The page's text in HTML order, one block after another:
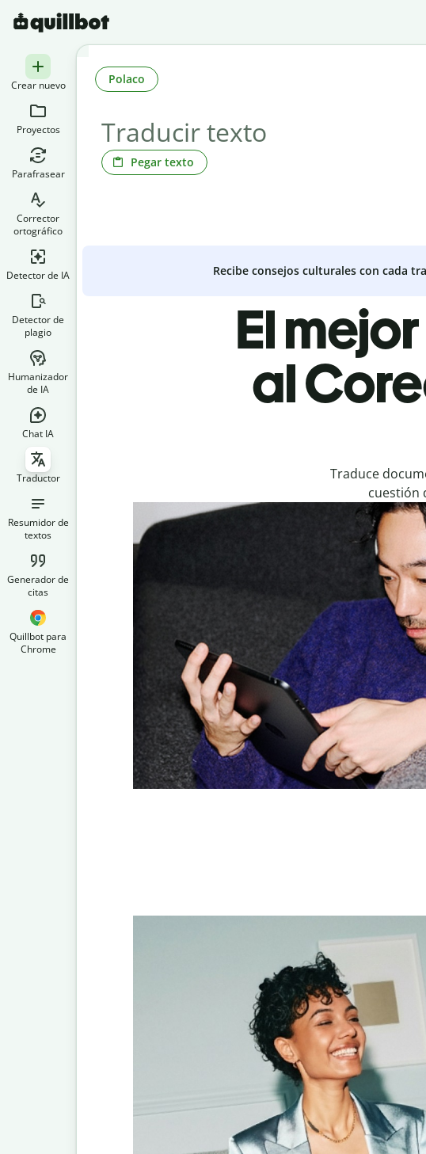
Crear nuevo
Proyectos
Parafrasear
Corrector
ortográfico
Detector de IA
Detector de
plagio
Humanizador
de IA
Chat IA
Traductor
Resumidor de
textos
Generador de
citas
Quillbot para
Chrome
Pegar texto
Polaco
Recibe consejos culturales con cada
El
al
Traduce
cuestión